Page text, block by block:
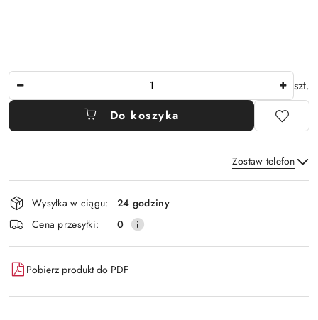
szt.
Do koszyka
Zostaw telefon
Wyślij
Dostępność
i
dostawa
Wysyłka w ciągu:
24 godziny
Cena przesyłki:
0
Pobierz produkt do PDF